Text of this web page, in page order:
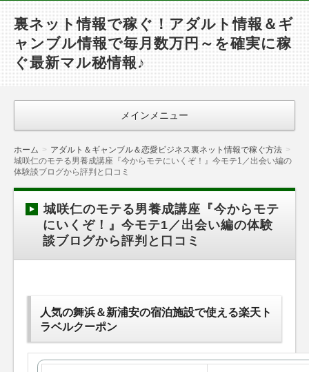
裏ネット情報で稼ぐ！アダルト情報＆ギ
ャンブル情報で毎月数万円～を確実に稼
ぐ最新マル秘情報♪
メインメニュー
ホーム
アダルト＆ギャンブル＆恋愛ビジネス裏ネット情報で稼ぐ方法
城咲仁のモテる男養成講座『今からモテにいくぞ！』今モテ1／出会い編の
体験談ブログから評判と口コミ
城咲仁のモテる男養成講座『今からモテ
にいくぞ！』今モテ1／出会い編の体験
談ブログから評判と口コミ
人気の舞浜＆新浦安の宿泊施設で使える楽天ト
ラベルクーポン